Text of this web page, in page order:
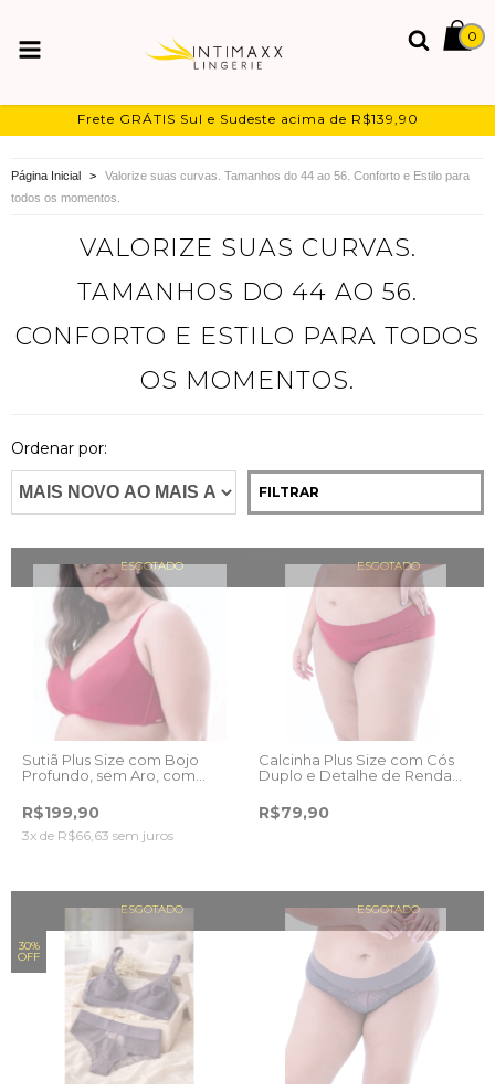
0
Frete GRÁTIS Sul e Sudeste acima de R$139,90
Página Inicial >
Valorize suas curvas. Tamanhos do 44 ao 56. Conforto e Estilo para
todos os momentos.
VALORIZE SUAS CURVAS.
TAMANHOS DO 44 AO 56.
CONFORTO E ESTILO PARA TODOS
OS MOMENTOS.
Ordenar por:
FILTRAR
ESGOTADO
Sutiã Plus Size com Bojo
Profundo, sem Aro, com
Detalhe de Renda, Cor
Vermelho Rubi.
R$199,90
3x de R$66,63 sem juros
ESGOTADO
Calcinha Plus Size com Cós
Duplo e Detalhe de Renda
R$79,90
ESGOTADO
30%
OFF
ESGOTADO